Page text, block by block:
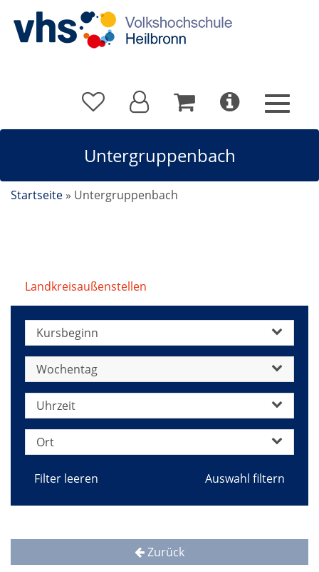
Untergruppenbach
Startseite » Untergruppenbach
Landkreisaußenstellen
Kursbeginn
Wochentag
Uhrzeit
Ort
Filter leeren
Zurück